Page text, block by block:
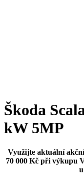
Škoda
kW 5MP
Využijte aktuální
70 000 Kč při výkupu